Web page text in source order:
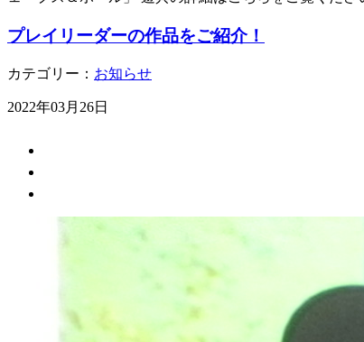
プレイリーダーの作品をご紹介！
カテゴリー： お知らせ
2022年03月26日